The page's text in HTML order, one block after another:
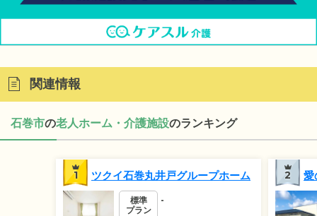
関連情報
石巻市の老人ホーム・介護施設のランキング
1 ツクイ石巻丸井戸グループホーム
標準
プラン
-
2 愛